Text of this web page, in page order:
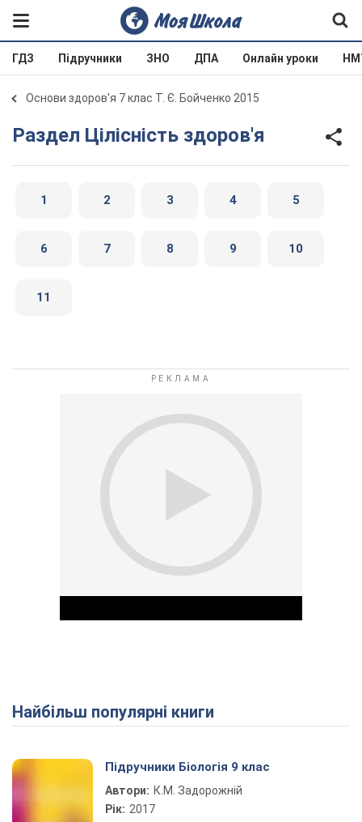
ГДЗ Підручники ЗНО ДПА Онлайн уроки
Основи здоров'я 7 клас Т. Є. Бойченко 2015
Раздел Цілісність здоров'я
1 2 3 4 5
6 7 8 9 10
11
Play Video
Найбільш популярні книги
Підручники Біологія 9 клас
Автори: К.М. Задорожній
Рік: 2017